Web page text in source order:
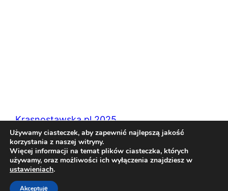
Krasnostawska.pl 2025
Dumnie wspierana przezWordPress
Używamy ciasteczek, aby zapewnić najlepszą jakość
korzystania z naszej witryny.
Więcej informacji na temat plików ciasteczka, których
używamy, oraz możliwości ich wyłączenia znajdziesz w
ustawieniach.
Akceptuję